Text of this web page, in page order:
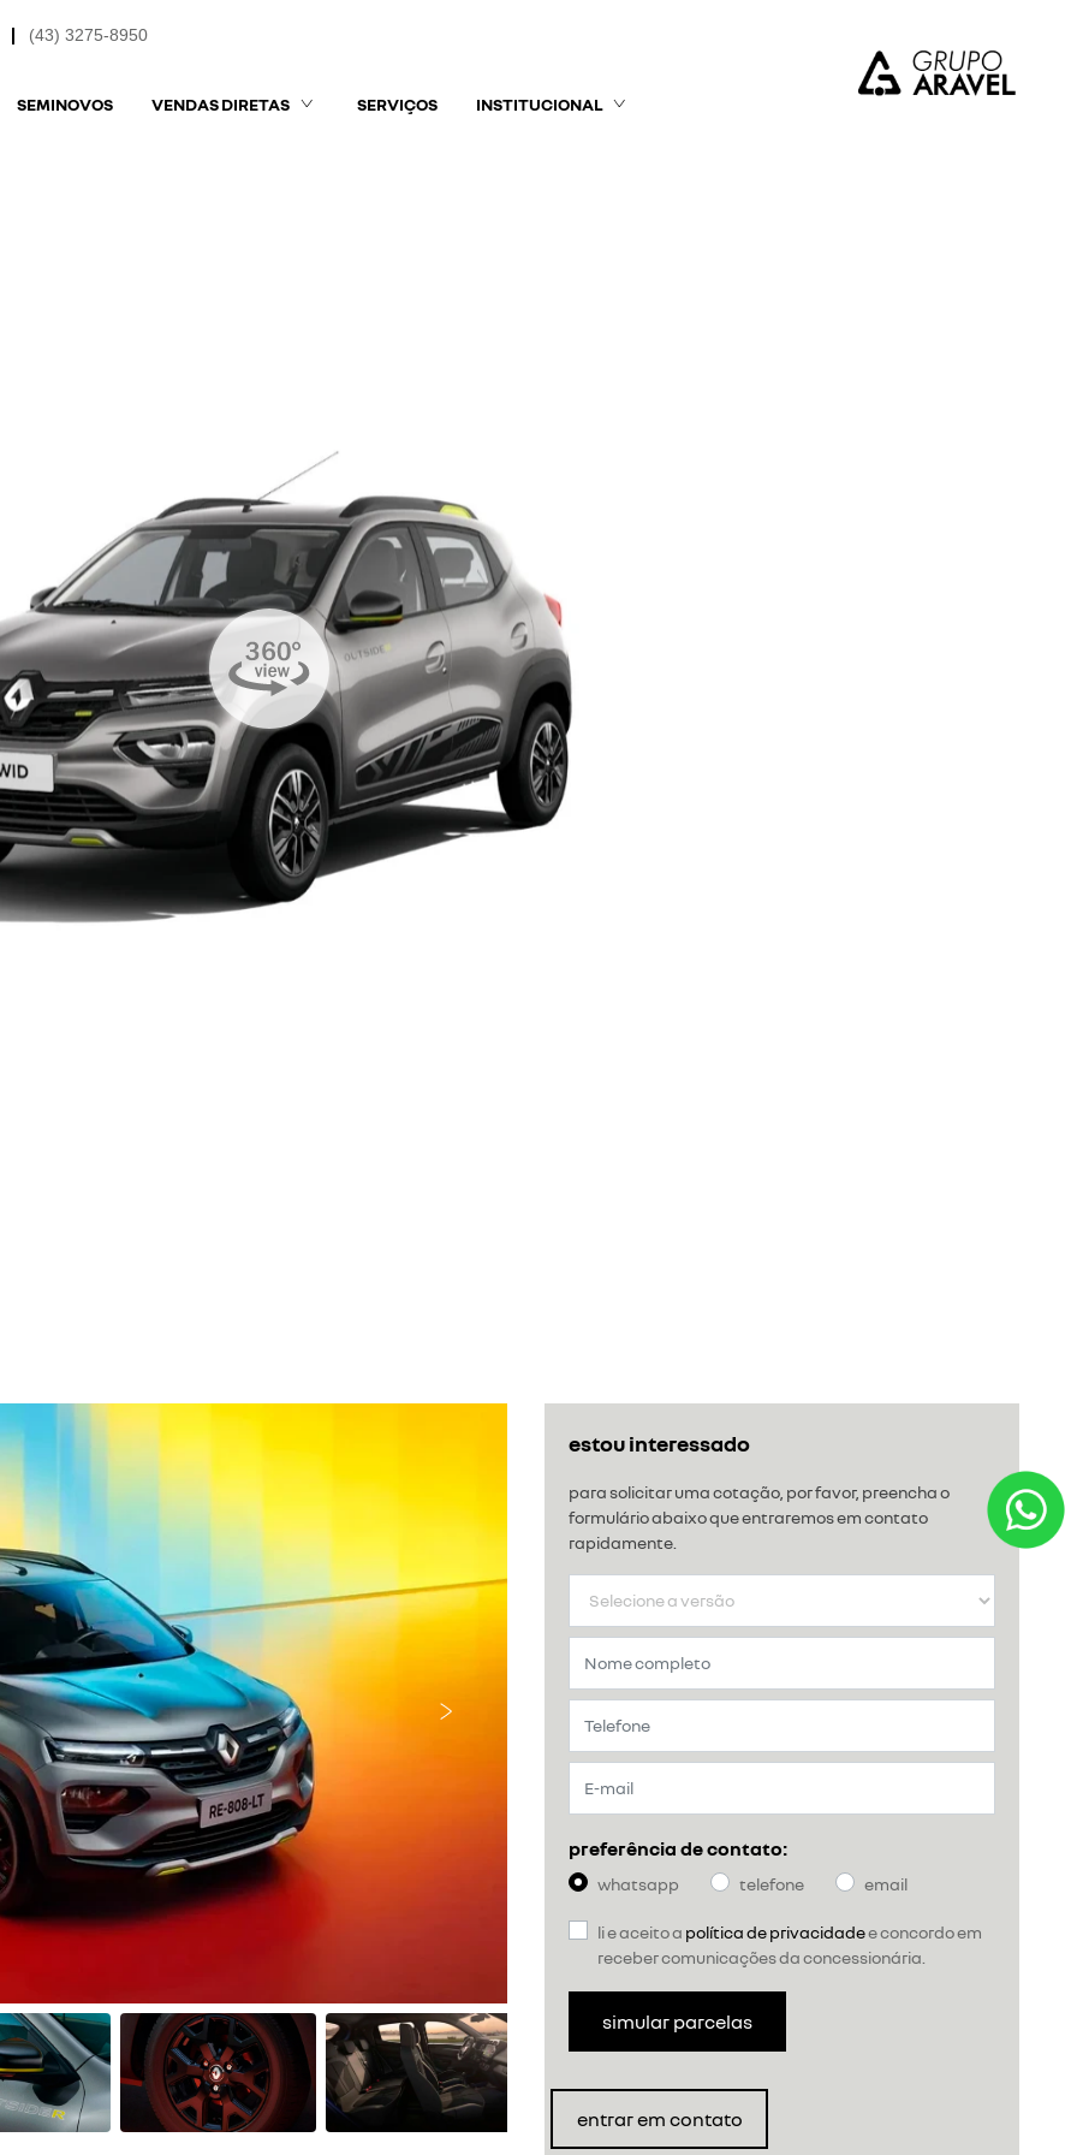
(43) 3275-8950
SEMINOVOS VENDAS DIRETAS SERVIÇOS INSTITUCIONAL
estou interessado
para solicitar uma cotação, por favor, preencha o
formulário abaixo que entraremos em contato
rapidamente.
preferência de contato:
whatsapp telefone email
li e aceito a política de privacidadee concordo em
receber comunicações da concessionária.
simular parcelas
entrar em contato
Próximo